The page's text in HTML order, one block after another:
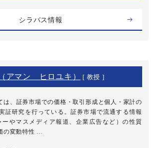
シラバス情報
アマン ヒロユキ） [ 教授 ]
は、証券市場での価格・取引形成と個人・家計の
証研究を行っている。証券市場で流通する情報
やマスメディア報道、企業広告など）の性質
の変動特性 ...